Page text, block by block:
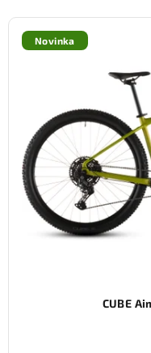
Novinka
CUBE